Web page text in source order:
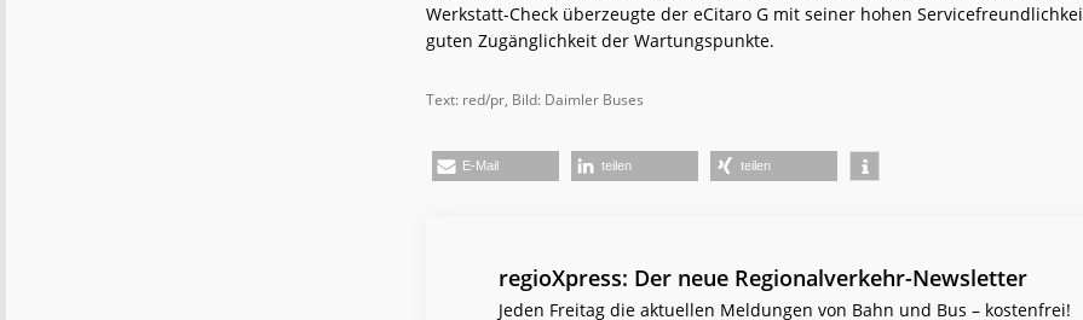
Werkstatt-Check überzeugte der eCitaro G mit seiner hohen
guten Zugänglichkeit der Wartungspunkte.
Text: red/pr, Bild: Daimler Buses
E-Mail teilen teilen
regioXpress: Der neue Regionalverkehr-Newsletter
Jeden Freitag die aktuellen Meldungen von Bahn und Bus – kostenfrei!